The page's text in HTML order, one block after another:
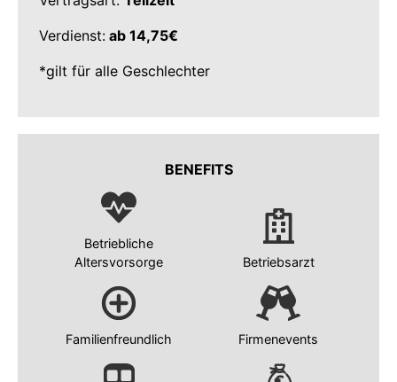
Verdienst: ab 14,75€
*gilt für alle Geschlechter
BENEFITS
Betriebliche
Altersvorsorge
Betriebsarzt
Familienfreundlich Firmenevents